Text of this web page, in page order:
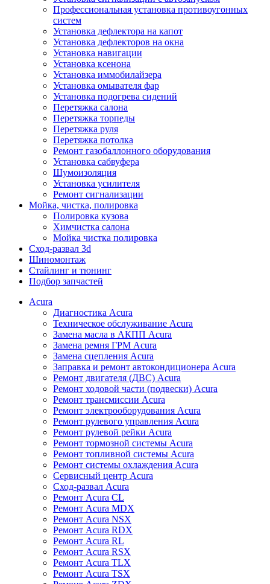
Профессиональная установка противоугонных
систем
Установка дефлектора на капот
Установка дефлекторов на окна
Установка навигации
Установка ксенона
Установка иммобилайзера
Установка омывателя фар
Установка подогрева сидений
Перетяжка салона
Перетяжка торпеды
Перетяжка руля
Перетяжка потолка
Ремонт газобаллонного оборудования
Установка сабвуфера
Шумоизоляция
Установка усилителя
Ремонт сигнализации
Мойка, чистка, полировка
Полировка кузова
Химчистка салона
Мойка чистка полировка
Сход-развал 3d
Шиномонтаж
Стайлинг и тюнинг
Подбор запчастей
Acura
Диагностика Acura
Техническое обслуживание Acura
Замена масла в АКПП Acura
Замена ремня ГРМ Acura
Замена сцепления Acura
Заправка и ремонт автокондиционера Acura
Ремонт двигателя (ДВС) Acura
Ремонт ходовой части (подвески) Acura
Ремонт трансмиссии Acura
Ремонт электрооборудования Acura
Ремонт рулевого управления Acura
Ремонт рулевой рейки Acura
Ремонт тормозной системы Acura
Ремонт топливной системы Acura
Ремонт системы охлаждения Acura
Сервисный центр Acura
Сход-развал Acura
Ремонт Acura CL
Ремонт Acura MDX
Ремонт Acura NSX
Ремонт Acura RDX
Ремонт Acura RL
Ремонт Acura RSX
Ремонт Acura TLX
Ремонт Acura TSX